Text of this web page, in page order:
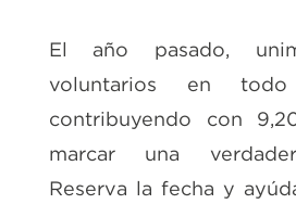
El año pasado,
voluntarios en
contribuyendo con
marcar una
Reserva la fecha y